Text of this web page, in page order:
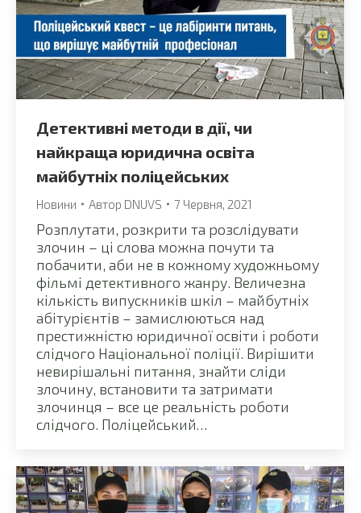
Детективні методи в дії, чи
найкраща юридична освіта
майбутніх поліцейських
Новини Автор DNUVS 7 Червня, 2021
Розплутати, розкрити та розслідувати
злочин – ці слова можна почути та
побачити, аби не в кожному художньому
фільмі детективного жанру. Величезна
кількість випускників шкіл – майбутніх
абітурієнтів – замислюються над
престижністю юридичної освіти і роботи
слідчого Національної поліції. Вирішити
невирішальні питання, знайти сліди
злочину, встановити та затримати
злочинця – все це реальність роботи
слідчого. Поліцейський…